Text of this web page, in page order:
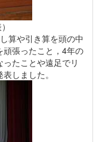
算や引き算を頭の中
頑張ったこと，4年の
たことや遠足でリ
しました。